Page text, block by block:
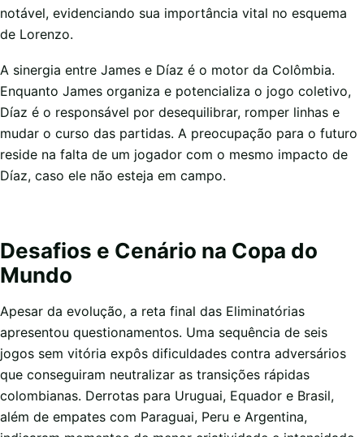
notável, evidenciando sua importância vital no esquema
de Lorenzo.
A sinergia entre James e Díaz é o motor da Colômbia.
Enquanto James organiza e potencializa o jogo coletivo,
Díaz é o responsável por desequilibrar, romper linhas e
mudar o curso das partidas. A preocupação para o futuro
reside na falta de um jogador com o mesmo impacto de
Díaz, caso ele não esteja em campo.
Desafios e Cenário na Copa do
Mundo
Apesar da evolução, a reta final das Eliminatórias
apresentou questionamentos. Uma sequência de seis
jogos sem vitória expôs dificuldades contra adversários
que conseguiram neutralizar as transições rápidas
colombianas. Derrotas para Uruguai, Equador e Brasil,
além de empates com Paraguai, Peru e Argentina,